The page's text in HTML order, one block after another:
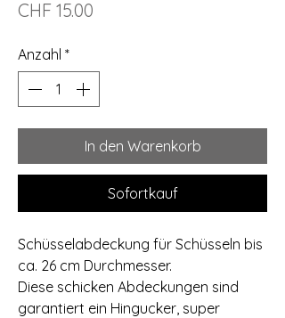
CHF 15.00
Anzahl *
In den Warenkorb
Sofortkauf
Schüsselabdeckung für Schüsseln bis
ca. 26 cm Durchmesser.
Diese schicken Abdeckungen sind
garantiert ein Hingucker, super